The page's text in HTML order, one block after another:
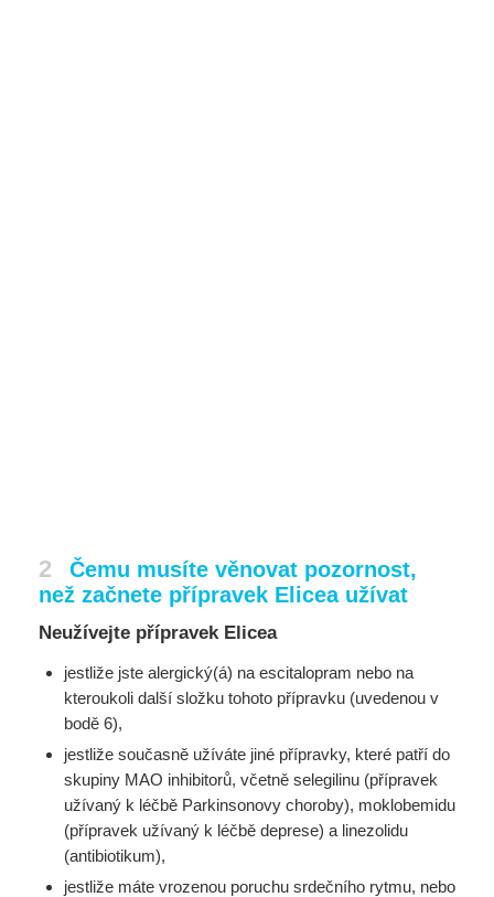
2
Čemu musíte věnovat pozornost,
než začnete přípravek Elicea užívat
Neužívejte přípravek Elicea
jestliže jste alergický(á) na escitalopram nebo na
kteroukoli další složku tohoto přípravku (uvedenou v
bodě 6),
jestliže současně užíváte jiné přípravky, které patří do
skupiny MAO inhibitorů, včetně selegilinu (přípravek
užívaný k léčbě Parkinsonovy choroby), moklobemidu
(přípravek užívaný k léčbě deprese) a linezolidu
(antibiotikum),
jestliže máte vrozenou poruchu srdečního rytmu, nebo